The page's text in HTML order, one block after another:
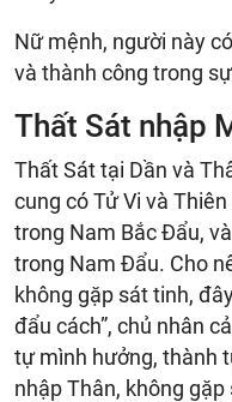
Nữ mệnh, người này
và thành công trong
Thất Sát nhập
Thất Sát tại Dần và
cung có Tử Vi và
trong Nam Bắc Đẩu,
trong Nam Đẩu. Cho
không gặp sát tinh,
đẩu cách”, chủ nhân
tự mình hưởng, thành
nhập Thân, không